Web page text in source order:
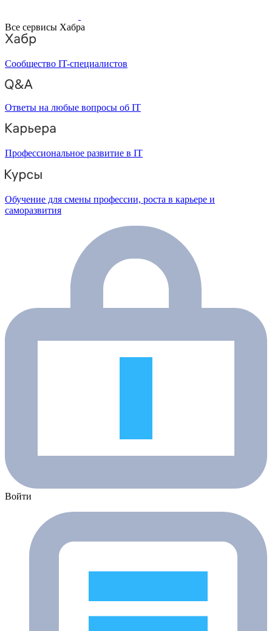
Все сервисы Хабра
Сообщество IT-специалистов
Ответы на любые вопросы об IT
Профессиональное развитие в IT
Обучение для смены профессии, роста в карьере и
саморазвития
Войти